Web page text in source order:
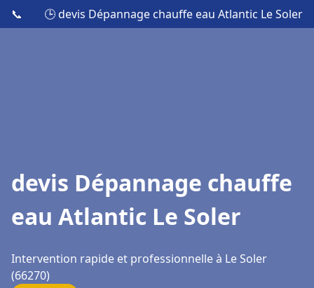
📞 🕒 devis Dépannage chauffe eau Atlantic Le Soler
devis Dépannage chauffe
eau Atlantic Le Soler
Intervention rapide et professionnelle à Le Soler
(66270)